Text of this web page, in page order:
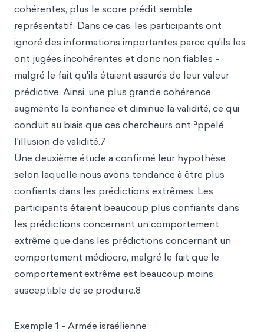
cohérentes, plus le score prédit semble
représentatif. Dans ce cas, les participants ont
ignoré des informations importantes parce qu'ils les
ont jugées incohérentes et donc non fiables -
malgré le fait qu'ils étaient assurés de leur valeur
prédictive. Ainsi, une plus grande cohérence
augmente la confiance et diminue la validité, ce qui
conduit au biais que ces chercheurs ont appelé
l'illusion de validité.7
Une deuxième étude a confirmé leur hypothèse
selon laquelle nous avons tendance à être plus
confiants dans les prédictions extrêmes. Les
participants étaient beaucoup plus confiants dans
les prédictions concernant un comportement
extrême que dans les prédictions concernant un
comportement médiocre, malgré le fait que le
comportementextrême est beaucoup moins
susceptible de se produire.8
Exemple 1 - Armée israélienne